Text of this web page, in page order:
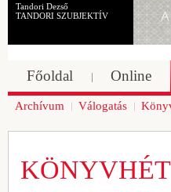
Tandori Dezső
TANDORI SZUBJEKTÍV
Főoldal Online
Archívum Válogatás